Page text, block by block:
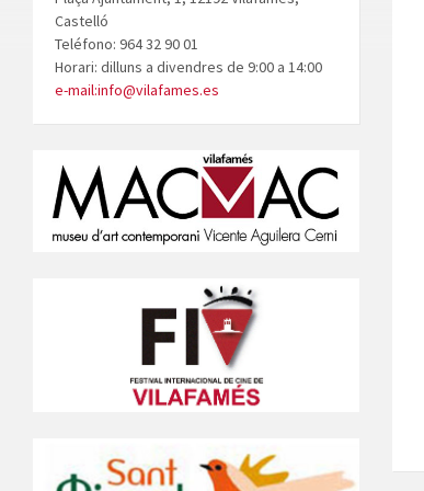
Castelló
Teléfono: 964 32 90 01
Horari: dilluns a divendres de 9:00 a 14:00
e-mail:info@vilafames.es